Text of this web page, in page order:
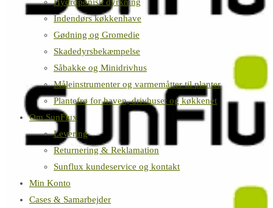
Indendørs køkkenhave
Gødning og Gromedie
Skadedyrsbekæmpelse
Såbakke og Minidrivhus
Måleinstrumenter og varmemåtter til planter
Plantefrø for haven, drivhuset og køkkenet
Om SunFlux
Levering
Returnering & Reklamation
Sunflux kundeservice og kontakt
Min Konto
Cases & Samarbejder